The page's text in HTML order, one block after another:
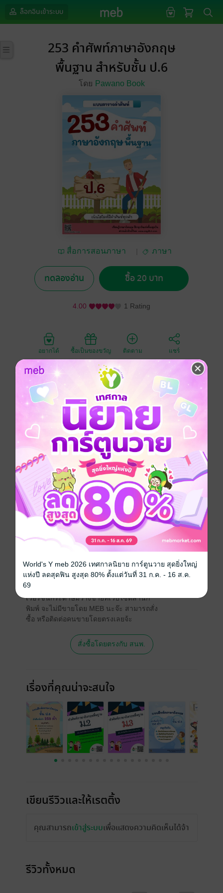
ล็อกอินเข้าระบบ
253 คำศัพท์ภาษาอังกฤษ
พื้นฐาน สำหรับชั้น ป.6
โดย Pawano Book
สื่อการสอนภาษา
ภาษา
ทดลองอ่าน ซื้อ 20 บาท
4.00 1 Rating
อยากได้ ซื้อเป็นของขวัญ ติดตาม แชร์
คำศัพท์ภาษาอังกฤษพื้นฐานรูปแบบตาราง ของชั้น ป.6 มี
คำศัพท์ คำอ่านภาษาไทย และคำแปล จำนวนทั้งหมด 253
คำ เรียงลำดับตามตัวอักษร a-z ไฮไลท์สีคำศัพท์และคำ
อ่าน สามารถฝึกอ่านและเข้าใจง่าย
ประถมศึกษา ภาษาอังกฤษ การอ่าน
เตรียมสอบ / ข้อสอบ คำศัพท์
ประเภทไฟล์
วันที่วางขาย 07 กันยายน 2564
ความยาว 19 หน้า
สนใจเวอร์ชันกระดาษ เชิญทางนี้!
เวอร์ชันกระดาษมีวางขายที่เว็บไซต์สำนัก
พิมพ์ จะไม่มีขายโดย MEB นะจ๊ะ สามารถสั่ง
ซื้อ หรือติดต่อคนขายโดยตรงเลยจ้ะ
สั่งซื้อโดยตรงกับ สนพ.
เรื่องที่คุณน่าจะสนใจ
เขียนรีวิวและให้เรตติ้ง
คุณสามารถเข้าสู่ระบบเพื่อแสดงความคิดเห็นได้จ้า
รีวิวทั้งหมด
World's Y meb 2026 เทศกาลนิยาย การ์ตูนวาย สุดยิ่งใหญ่
แห่งปี ลดสุดฟิน สูงสุด 80% ตั้งแต่วันที่ 31 ก.ค. - 16 ส.ค.
69